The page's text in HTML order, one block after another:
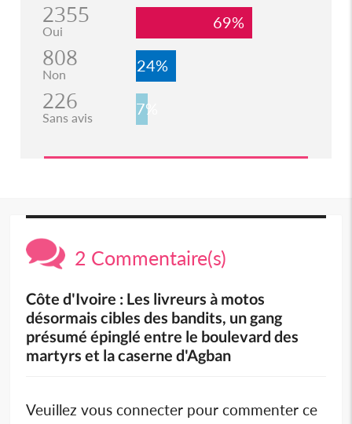
2355
Oui 69%
808
Non 24%
226
Sans avis 7%
2 Commentaire(s)
Côte d'Ivoire : Les livreurs à motos
désormais cibles des bandits, un gang
présumé épinglé entre le boulevard des
martyrs et la caserne d'Agban
Veuillez vous connecter pour commenter ce